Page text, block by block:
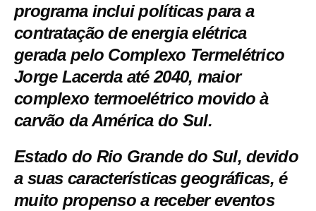
programa inclui políticas para a
contratação de energia elétrica
gerada pelo Complexo Termelétrico
Jorge Lacerda até 2040, maior
complexo termoelétrico movido à
carvão da América do Sul.
Estado do Rio Grande do Sul, devido
a suas características geográficas, é
muito propenso a receber eventos